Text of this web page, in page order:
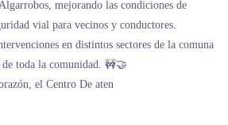
el Centro De aten